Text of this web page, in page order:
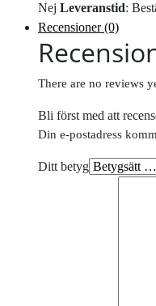
Nej Leveranstid:
Recensioner (0)
There are no reviews
Bli först med att
Din e-postadress
Ditt betyg